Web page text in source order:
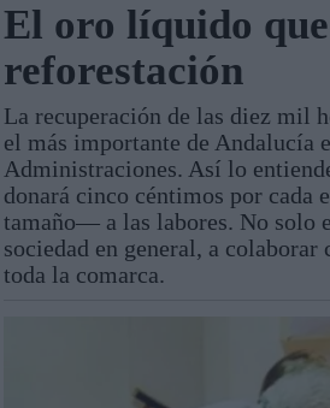
Módulos Portada Jaén Provincia
El oro líquido
reforestación
La recuperación de las diez mil
el más importante de Andalucía
Administraciones. Así lo
donará cinco céntimos por cada
tamaño— a las labores. No solo
sociedad en general, a colaborar
toda la comarca.